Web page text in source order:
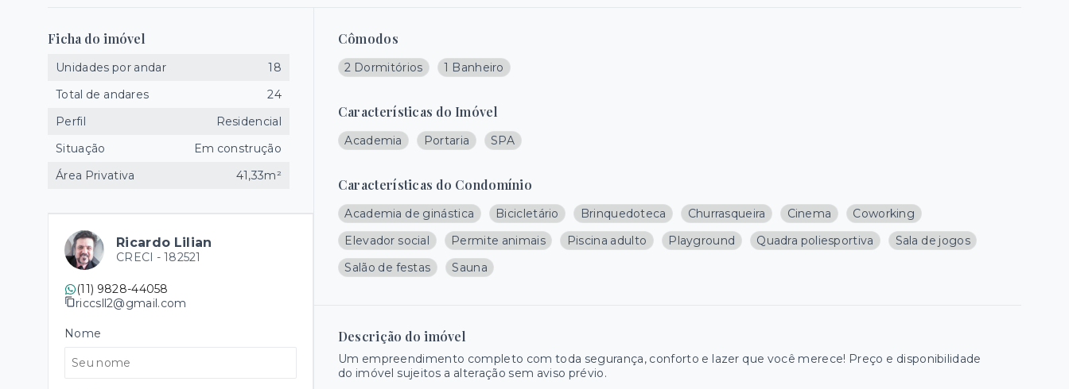
Cômodos
2 Dormitórios 1 Banheiro
Características do Imóvel
Academia Portaria SPA
Características do Condomínio
Academia de ginástica Bicicletário Brinquedoteca Churrasqueira Cinema
Coworking
Elevador social
Permite animais Piscina adulto Playground Quadra poliesportiva
Sala de jogos
Salão de festas
Sauna
Descrição do imóvel
Um empreendimento completo com toda segurança, conforto e lazer que você merece! Preço e disponibilidade
do imóvel sujeitos a alteração sem aviso prévio.
Ficha do imóvel
Unidades por andar
18
Total de andares
24
Perfil
Residencial
Situação
Em construção
Área Privativa
41,33m²
Ricardo Lilian
CRECI - 182521
(11) 9828-44058
riccsll2@gmail.com
Nome